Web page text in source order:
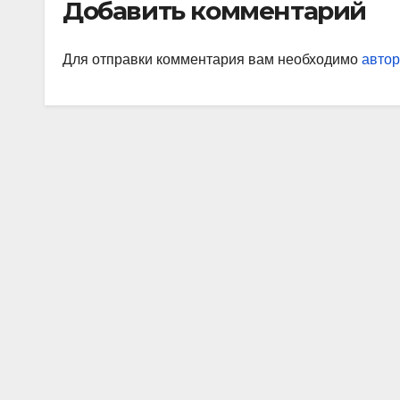
Добавить комментарий
Для отправки комментария вам необходимо